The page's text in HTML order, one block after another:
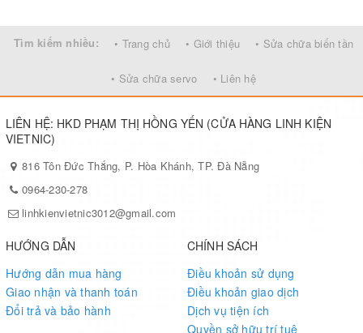
Tìm kiếm nhiều: • Trang chủ • Giới thiệu • Sửa chữa biến tần
• Sửa chữa servo • Liên hệ
LIÊN HỆ: HKD PHẠM THỊ HỒNG YẾN (CỬA HÀNG LINH KIỆN
VIETNIC)
816 Tôn Đức Thắng, P. Hòa Khánh, TP. Đà Nẵng
0964-230-278
linhkienvietnic3012@gmail.com
HƯỚNG DẪN
Hướng dẫn mua hàng
Giao nhận và thanh toán
Đổi trả và bảo hành
CHÍNH SÁCH
Điều khoản sử dụng
Điều khoản giao dịch
Dịch vụ tiện ích
Quyền sở hữu trí tuệ